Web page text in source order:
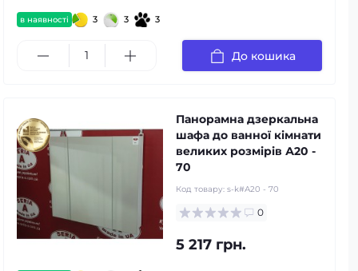
в наявності 3 3 3
До кошика
Панорамна дзеркальна
шафа до ванної кімнати
великих розмірів А20 -
70
Код товару: s-k#А20 - 70
0
5 217 грн.